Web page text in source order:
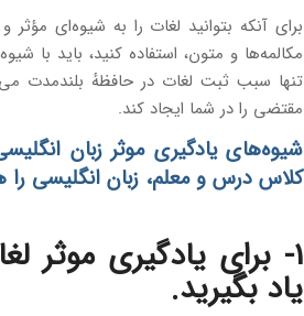
برای آنکه بتوانید لغات را به شیوه‌ای
مکالمه‌ها و متون، استفاده کنید، باید با
تنها سبب ثبت لغات در حافظهٔ بلندمدت
مقتضی را در شما ایجاد کند.
شیوه‌های یادگیری موثر زبان
کلاس درس و معلم، زبان انگلیسی را
1- برای یادگیری موثر
یاد بگیرید.